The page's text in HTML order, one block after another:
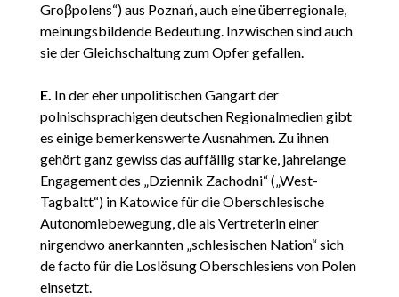
Groβpolens“) aus Poznań, auch eine überregionale,
meinungsbildende Bedeutung. Inzwischen sind auch
sie der Gleichschaltung zum Opfer gefallen.
E. In der eher unpolitischen Gangart der
polnischsprachigen deutschen Regionalmedien gibt
es einige bemerkenswerte Ausnahmen. Zu ihnen
gehört ganz gewiss das auffällig starke, jahrelange
Engagement des „Dziennik Zachodni“ („West-
Tagbaltt“) in Katowice für die Oberschlesische
Autonomiebewegung, die als Vertreterin einer
nirgendwo anerkannten „schlesischen Nation“ sich
de facto für die Loslösung Oberschlesiens von Polen
einsetzt.